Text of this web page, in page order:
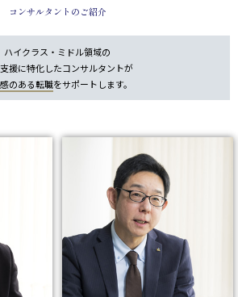
コンサルタントのご紹介
ハイクラス・ミドル領域の
援に特化したコンサルタントが
のある転職をサポートします。